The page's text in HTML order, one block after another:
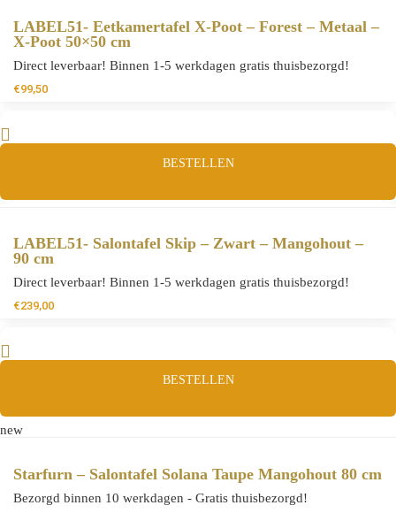
LABEL51- Eetkamertafel X-Poot – Forest – Metaal –
X-Poot 50×50 cm
Direct leverbaar! Binnen 1-5 werkdagen gratis thuisbezorgd!
€99,50
BESTELLEN
LABEL51- Salontafel Skip – Zwart – Mangohout –
90 cm
Direct leverbaar! Binnen 1-5 werkdagen gratis thuisbezorgd!
€239,00
BESTELLEN
new
Starfurn – Salontafel Solana Taupe Mangohout 80 cm
Bezorgd binnen 10 werkdagen - Gratis thuisbezorgd!